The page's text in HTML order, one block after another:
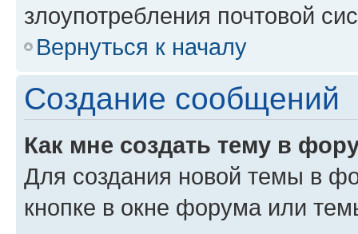
злоупотребления почтовой
Вернуться к началу
Создание сообщений
Как мне создать тему в
Для создания новой темы в
кнопке в окне форума или